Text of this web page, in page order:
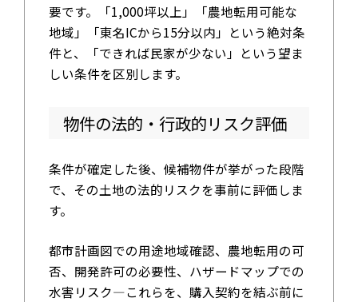
要です。「1,000坪以上」「農地転用可能な
地域」「東名ICから15分以内」という絶対条
件と、「できれば民家が少ない」という望ま
しい条件を区別します。
物件の法的・行政的リスク評価
条件が確定した後、候補物件が挙がった段階
で、その土地の法的リスクを事前に評価しま
す。
都市計画図での用途地域確認、農地転用の可
否、開発許可の必要性、ハザードマップでの
水害リスク—これらを、購入契約を結ぶ前に